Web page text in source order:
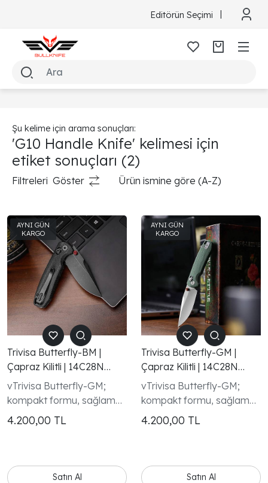
Editörün Seçimi
Şu kelime için arama sonuçları:
'G10 Handle Knife' kelimesi için
etiket sonuçları (2)
Filtreleri Göster Ürün ismine göre (A-Z)
Trivisa Butterfly-BM |
Çapraz Kilitli | 14C28N
Çelik Çakı |
vTrivisa Butterfly-GM;
kompakt formu, sağlam
mekanizması ve modern
tasarım çizgisiyle
bir seçenektir.
4.200,00 TL
Satın Al
Trivisa Butterfly-GM |
Çapraz Kilitli | 14C28N
Çelik Çakı
vTrivisa Butterfly-GM;
kompakt formu, sağlam
mekanizması ve modern
tasarım çizgisiyle
bir seçenektir.
4.200,00 TL
Satın Al